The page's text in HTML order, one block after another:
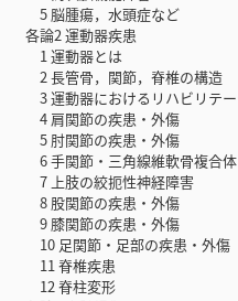
5 脳腫瘍，水頭症など
各論2 運動器疾患
1 運動器とは
2 長管骨，関節，脊椎の構造
3 運動器におけるリハビリテー
4 肩関節の疾患・外傷
5 肘関節の疾患・外傷
6 手関節・三角線維軟骨複合体
7 上肢の絞扼性神経障害
8 股関節の疾患・外傷
9 膝関節の疾患・外傷
10 足関節・足部の疾患・外傷
11 脊椎疾患
12 脊柱変形